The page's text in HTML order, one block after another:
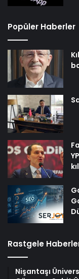
Popüler Haberler
Rastgele
Nişantaşı